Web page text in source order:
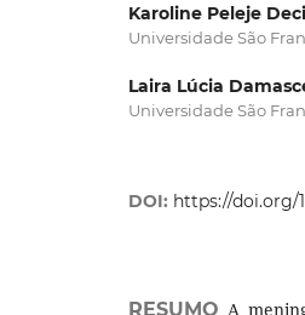
Karoline Peleje
Universidade São
Laira Lúcia
Universidade São
DOI: https://doi.org/
RESUMO A